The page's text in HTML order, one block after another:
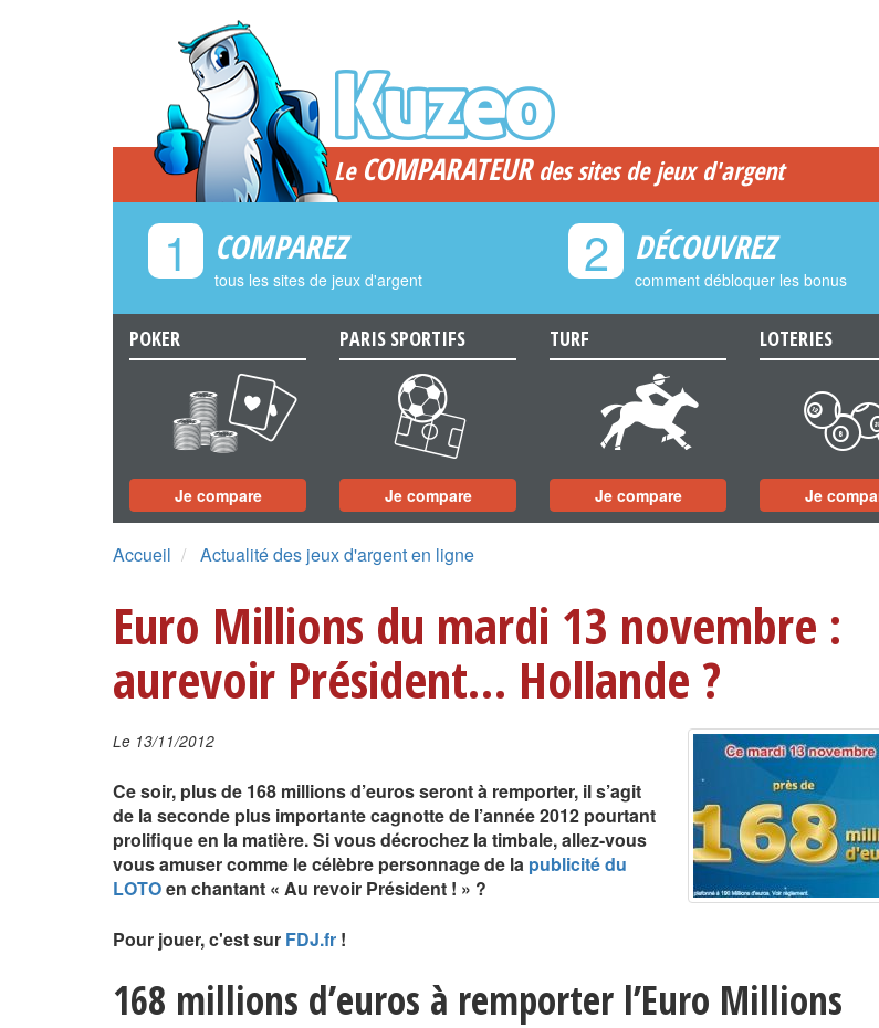
Le COMPARATEURdes sites de jeux d'argent
1 COMPAREZ
tous les sites de jeux d'argent 2 DÉCOUVREZ
comment débloquer les bonus
POKER
a
Je compare
PARIS SPORTIFS
b
Je compare
TURF
d
Je compare
LOTERIES
Je
Accueil Actualité des jeux d'argent en ligne
Euro Millions du mardi 13 novembre :
aurevoir Président… Hollande ?
Le 13/11/2012
Ce soir, plus de 168 millions d’euros seront à remporter, il s’agit
de la seconde plus importante cagnotte de l’année 2012 pourtant
prolifique en la matière. Si vous décrochez la timbale, allez-vous
vous amuser comme le célèbre personnage de la publicité du
LOTOen chantant « Au revoir Président ! » ?
Pour jouer, c'est sur FDJ.fr !
168 millions d’euros à remporter l’Euro Millions